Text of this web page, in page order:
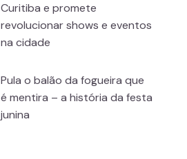
Curitiba e promete
revolucionar shows e eventos
na cidade
Pula o balão da fogueira que
é mentira – a história da festa
junina